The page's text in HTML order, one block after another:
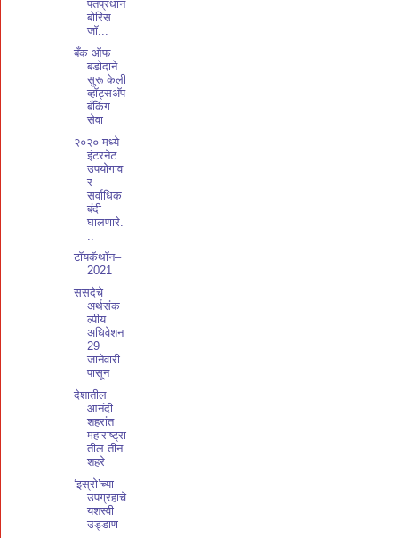
पंतप्रधान
बोरिस
जॉ...
बँक ऑफ
बडोदाने
सुरू केली
व्हॉट्सअ‍ॅप
बँकिंग
सेवा
२०२० मध्ये
इंटरनेट
उपयोगाव
र
सर्वाधिक
बंदी
घालणारे.
टॉयकॅथॉन–
2021
ससदेचे
अर्थसंक
ल्पीय
अधिवेशन
29
जानेवारी
पासून
देशातील
आनंदी
शहरांत
महाराष्ट्रा
तील तीन
शहरे
‘इस्रो’च्या
उपग्रहाचे
यशस्वी
उड्डाण